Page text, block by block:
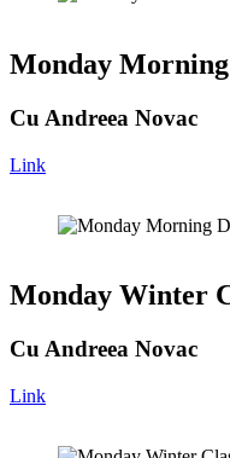
Monday Morning
Cu Andreea Novac
Link
Monday Winter
Cu Andreea Novac
Link